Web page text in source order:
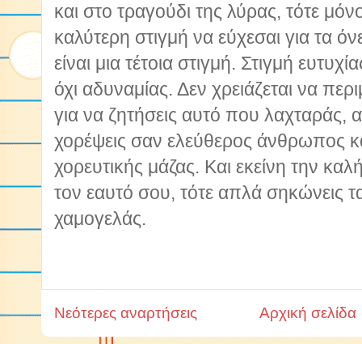
και στο τραγούδι της λύρας, τότε
καλύτερη στιγμή να εύχεσαι για τα
είναι μια τέτοια στιγμή. Στιγμή
όχι αδυναμίας. Δεν χρειάζεται να
για να ζητήσεις αυτό που λαχταράς,
χορέψεις σαν ελεύθερος άνθρωπος
χορευτικής μάζας. Και εκείνη την
τον εαυτό σου, τότε απλά σηκώνεις
χαμογελάς.
Νεότερες αναρτήσεις Αρχική σελίδα